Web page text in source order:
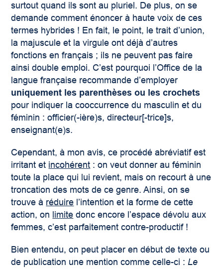
surtout quand ils sont au pluriel. De plus, on se
demande comment énoncer à haute voix de ces
termes hybrides ! En fait, le point, le trait d’union,
la majuscule et la virgule ont déjà d’autres
fonctions en français ; ils ne peuvent pas faire
ainsi double emploi. C’est pourquoi l’Office de la
langue française recommande d’employer
uniquement les parenthèses ou les crochets
pour indiquer la cooccurrence du masculin et du
féminin : officier(-ière)s, directeur[-trice]s,
enseignant(e)s.
Cependant, à mon avis, ce procédé abréviatif est
irritant et incohérent : on veut donner au féminin
toute la place qui lui revient, mais on recourt à une
troncation des mots de ce genre. Ainsi, on se
trouve à réduire l’intention et la forme de cette
action, on limite donc encore l’espace dévolu aux
femmes, c’est parfaitement contre-productif !
Bien entendu, on peut placer en début de texte ou
de publication une mention comme celle-ci :Le